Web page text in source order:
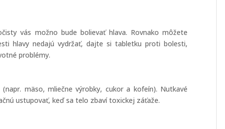
vás možno bude bolievať hlava. Rovnako môžete
hlavy nedajú vydržať, dajte si tabletku proti bolesti,
problémy.
mäso, mliečne výrobky, cukor a kofeín). Nutkavé
ustupovať, keď sa telo zbaví toxickej záťaže.